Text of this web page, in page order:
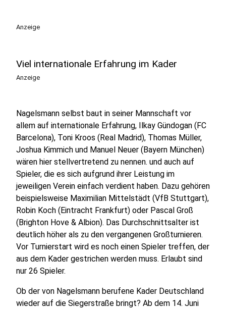
Anzeige
Viel internationale Erfahrung im Kader
Anzeige
Nagelsmann selbst baut in seiner Mannschaft vor
allem auf internationale Erfahrung, Ilkay Gündogan (FC
Barcelona), Toni Kroos (Real Madrid), Thomas Müller,
Joshua Kimmich und Manuel Neuer (Bayern München)
wären hier stellvertretend zu nennen. und auch auf
Spieler, die es sich aufgrund ihrer Leistung im
jeweiligen Verein einfach verdient haben. Dazu gehören
beispielsweise Maximilian Mittelstädt (VfB Stuttgart),
Robin Koch (Eintracht Frankfurt) oder Pascal Groß
(Brighton Hove & Albion). Das Durchschnittsalter ist
deutlich höher als zu den vergangenen Großturnieren.
Vor Turnierstart wird es noch einen Spieler treffen, der
aus dem Kader gestrichen werden muss. Erlaubt sind
nur 26 Spieler.
Ob der von Nagelsmann berufene Kader Deutschland
wieder auf die Siegerstraße bringt? Ab dem 14. Juni